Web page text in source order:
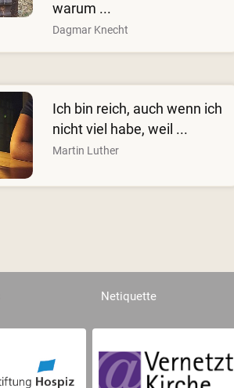
warum ...
Dagmar Knecht
Ich bin reich, auch wenn ich
nicht viel habe, weil ...
Martin Luther
Netiquette